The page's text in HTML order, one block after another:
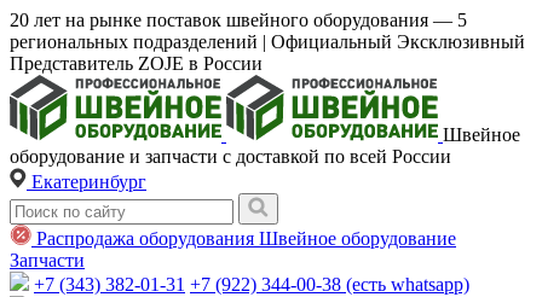
20 лет на рынке поставок швейного оборудования — 5
региональных подразделений | Официальный Эксклюзивный
Представитель ZOJE в России
Швейное
оборудование и запчасти с доставкой по всей России
Екатеринбург
Распродажа оборудования Швейное оборудование
Запчасти
+7 (343) 382-01-31 +7 (922) 344-00-38 (есть whatsapp)